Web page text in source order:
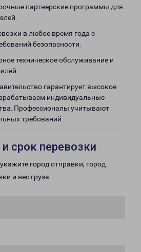
партнерские программы для
в любое время года с
безопасности.
техническое обслуживание и
гарантирует высокое
индивидуальные
Профессионалы учитывают
требований.
срок перевозки
город отправки, город
и вес груза.